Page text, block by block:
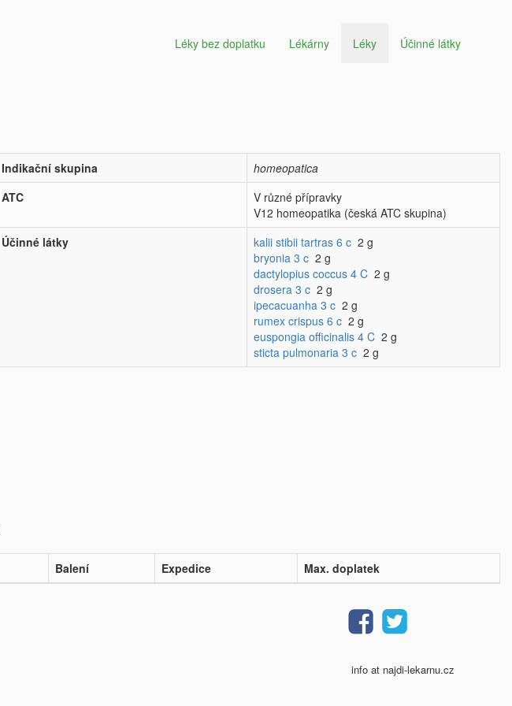
Léky bez doplatku Lékárny Léky Účinné látky
Indikační skupina
homeopatica
ATC
V různé přípravky
V12 homeopatika (česká ATC skupina)
Účinné látky
kalii stibii tartras 6 c 2 g
bryonia 3 c 2 g
dactylopius coccus 4 C 2 g
drosera 3 c 2 g
ipecacuanha 3 c 2 g
rumex crispus 6 c 2 g
euspongia officinalis 4 C 2 g
sticta pulmonaria 3 c 2 g
Balení Expedice Max. doplatek
info at najdi-lekarnu.cz